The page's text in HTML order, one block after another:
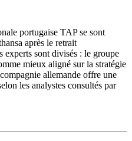
portugaise TAP se sont
après le retrait
sont divisés : le groupe
mieux aligné sur la stratégie
allemande offre une
les analystes consultés par